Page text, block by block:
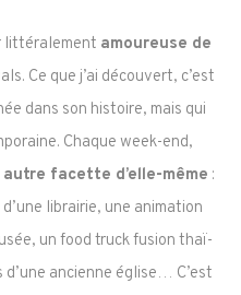
littéralement amoureuse de
Ce que j’ai découvert, c’est
dans son histoire, mais qui
Chaque week-end,
autre facette d’elle-même :
librairie, une animation
un food truck fusion thaï-
ancienne église… C’est